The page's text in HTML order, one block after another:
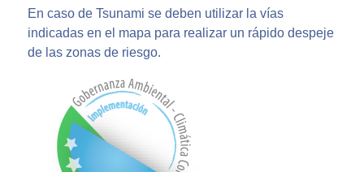
En caso de Tsunami se deben utilizar la vías
indicadas en el mapa para realizar un rápido despeje
de las zonas de riesgo.